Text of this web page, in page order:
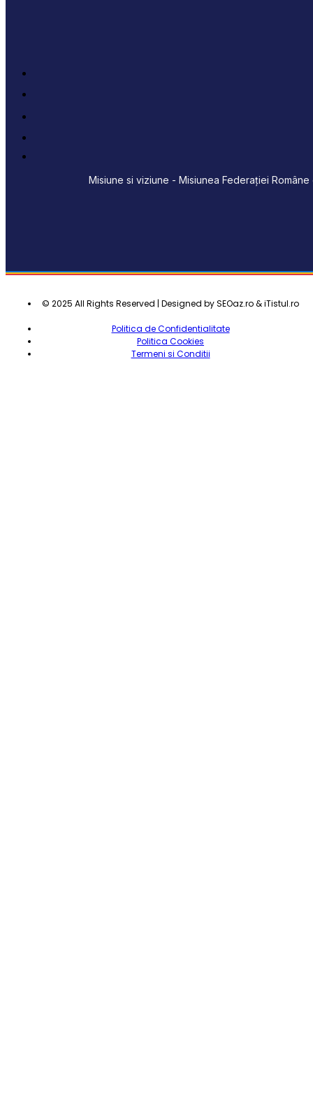
Misiune si viziune - Misiunea Federației
© 2025 All Rights Reserved | Designed by SEOaz.ro & iTistul.ro
Politica de Confidentialitate
Politica Cookies
Termeni si Conditii